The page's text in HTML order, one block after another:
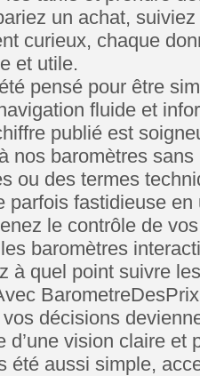
un achat, suiviez
curieux, chaque
et utile.
pensé pour être
fluide et
publié est
nos baromètres
ou des termes
parfois fastidieuse
le contrôle de
baromètres
à quel point suivre
décisions
d’une vision claire
été aussi simple,